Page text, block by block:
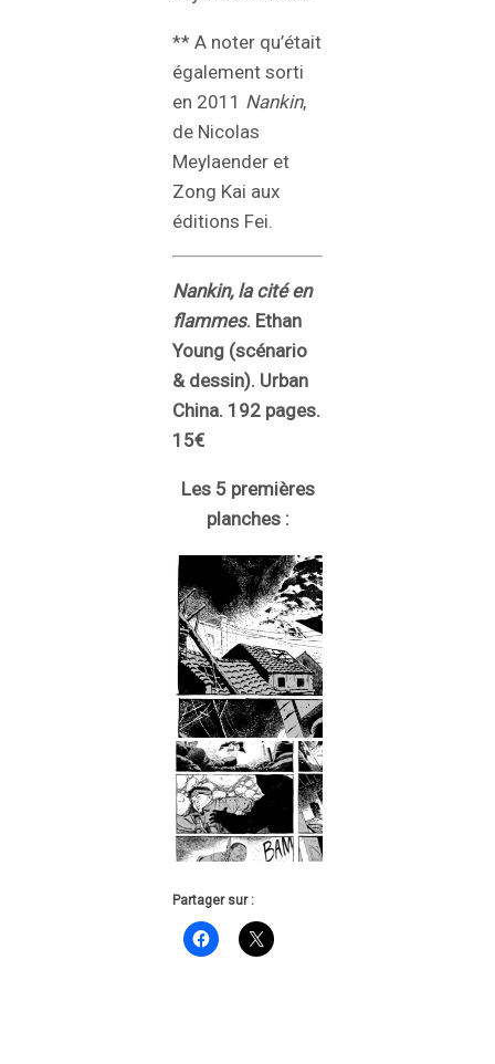
** A noter qu’était
également sorti
en 2011 Nankin,
de Nicolas
Meylaender et
Zong Kai aux
éditions Fei.
Nankin, la cité en
flammes. Ethan
Young (scénario
& dessin). Urban
China. 192 pages.
15€
Les 5 premières
planches :
Partager sur :